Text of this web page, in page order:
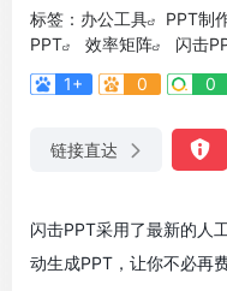
标签： 办公工具 PPT制
PPT
效率矩阵
闪击
1+
0 0
链接直达
闪击PPT采用了最新的人
动生成PPT，让你不必再